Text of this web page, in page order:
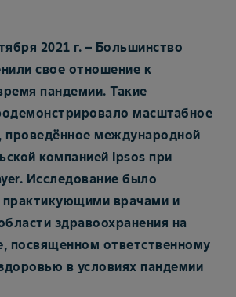
2021 г. – Большинство
свое отношение к
пандемии. Такие
масштабное
проведённое международной
компанией Ipsos при
Исследование было
практикующими врачами и
здравоохранения на
посвященном ответственному
в условиях пандемии